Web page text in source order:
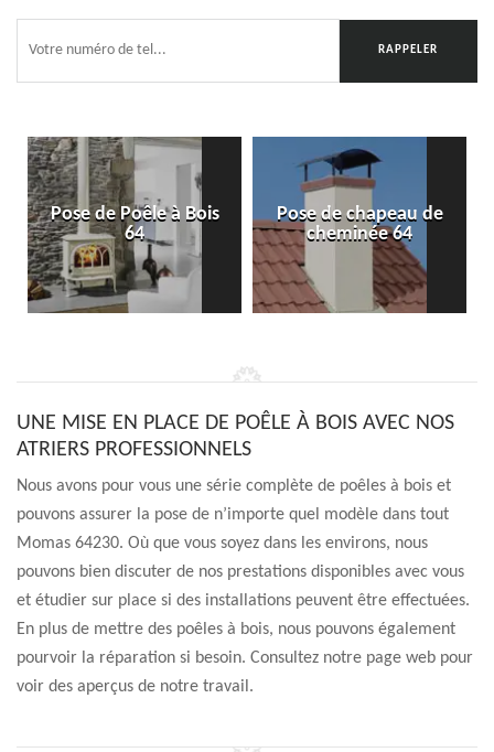
Pose de Poêle à Bois
64
Pose de chapeau de
cheminée 64
UNE MISE EN PLACE DE POÊLE À BOIS AVEC NOS
ATRIERS PROFESSIONNELS
Nous avons pour vous une série complète de poêles à bois et
pouvons assurer la pose de n’importe quel modèle dans tout
Momas 64230. Où que vous soyez dans les environs, nous
pouvons bien discuter de nos prestations disponibles avec vous
et étudier sur place si des installations peuvent être effectuées.
En plus de mettre des poêles à bois, nous pouvons également
pourvoir la réparation si besoin. Consultez notre page web pour
voir des aperçus de notre travail.